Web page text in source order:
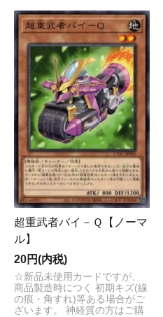
超重武者バイ－Ｑ【ノーマ
ル】
20円(内税)
☆新品未使用カードですが、
商品製造時につく 初期キズ(線
の痕・角すれ)等ある場合がご
ざいます。 神経質の方はご購